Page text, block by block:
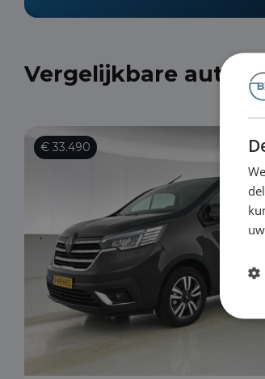
Vergelijkbare auto's
€ 33.490